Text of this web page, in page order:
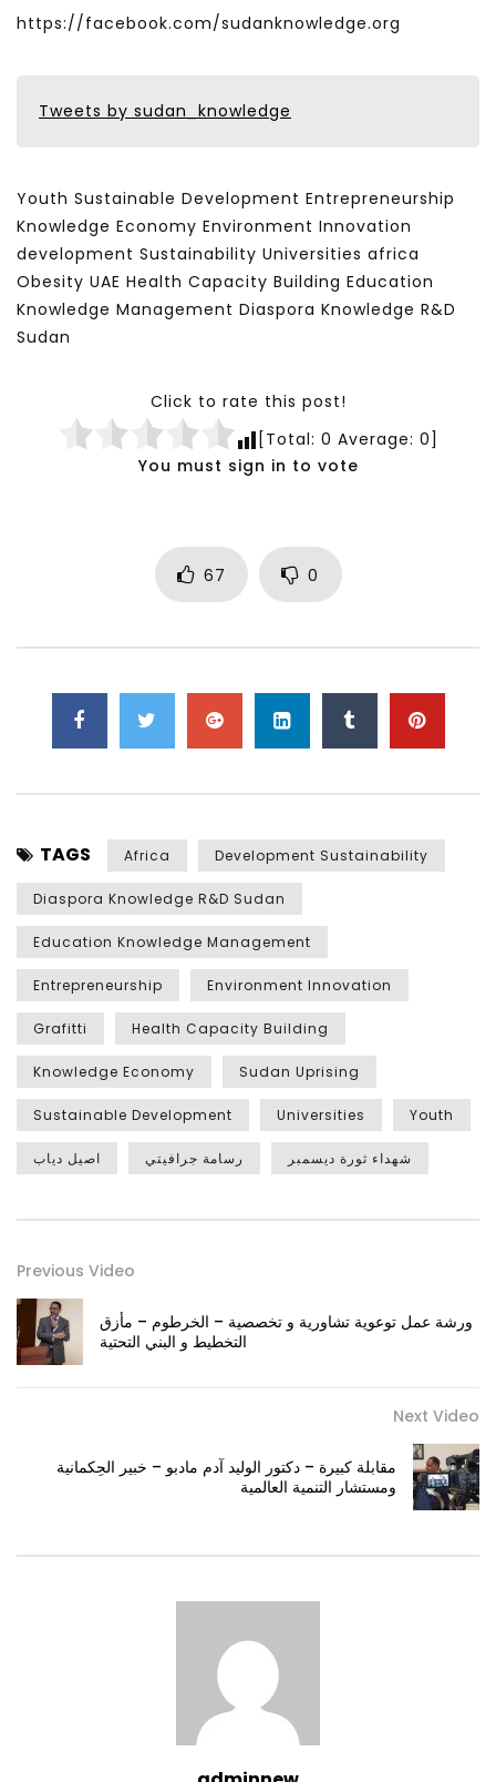
https://facebook.com/sudanknowledge.org
Tweets by sudan_knowledge
Youth Sustainable Development Entrepreneurship
Knowledge Economy Environment Innovation
development Sustainability Universities africa
Obesity UAE Health Capacity Building Education
Knowledge Management Diaspora Knowledge R&D
Sudan
Click to rate this post!
[Total: 0 Average: 0]
You must sign in to vote
67 0
TAGS Africa Development Sustainability
Diaspora Knowledge R&D Sudan
Education Knowledge Management
Entrepreneurship Environment Innovation
Grafitti Health Capacity Building
Knowledge Economy Sudan Uprising
Sustainable Development Universities Youth
اصيل دياب رسامة جرافيتي شهداء ثورة ديسمبر
Previous Video
ورشة عمل توعوية تشاورية و تخصصية – الخرطوم – مأزق
التخطيط و البني التحتية
Next Video
مقابلة كبيرة – دكتور الوليد آدم مادبو – خبير الحِكمانية
ومستشار التنمية العالمية